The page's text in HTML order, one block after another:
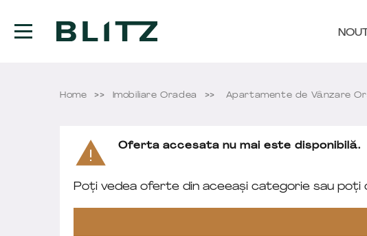
Home Imobiliare Oradea Apartamente de Vânzare
Oferta accesata nu mai este disponibilă.
Poți vedea oferte din aceeași categorie sau